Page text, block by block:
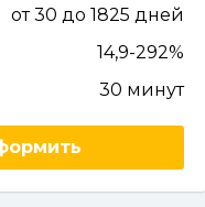
от 30 до 1825 дней
14,9-292%
30 минут